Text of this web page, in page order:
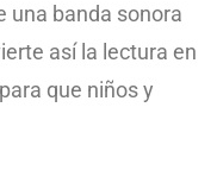
una banda sonora
así la lectura en
que niños y